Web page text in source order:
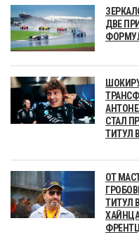
ДВЕ
СТАЛ
ТИТУЛ
ОТ
ТИТУЛ